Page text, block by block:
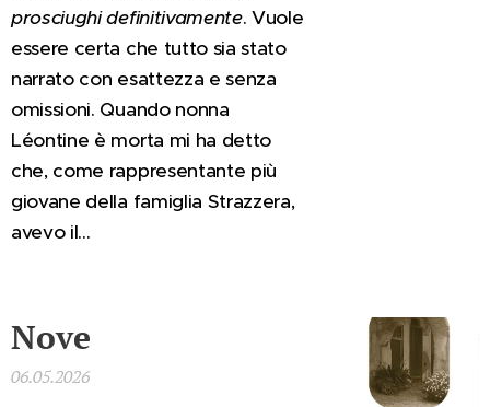
prosciughi definitivamente. Vuole
essere certa che tutto sia stato
narrato con esattezza e senza
omissioni. Quando nonna
Léontine è morta mi ha detto
che, come rappresentante più
giovane della famiglia Strazzera,
avevo il...
Nove
06.05.2026